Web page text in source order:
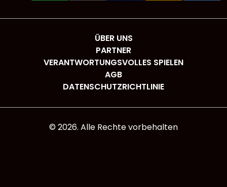
ÜBER UNS
PARTNER
VERANTWORTUNGSVOLLES SPIELEN
AGB
DATENSCHUTZRICHTLINIE
© 2026. Alle Rechte vorbehalten